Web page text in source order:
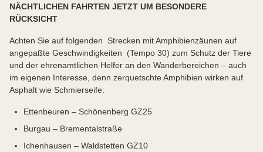
NÄCHTLICHEN FAHRTEN JETZT UM BESONDERE
RÜCKSICHT
Achten Sie auf folgenden Strecken mit Amphibienzäunen auf
angepaßte Geschwindigkeiten (Tempo 30) zum Schutz der Tiere
und der ehrenamtlichen Helfer an den Wanderbereichen – auch
im eigenen Interesse, denn zerquetschte Amphibien wirken auf
Asphalt wie Schmierseife:
Ettenbeuren – Schönenberg GZ25
Burgau – Brementalstraße
Ichenhausen – Waldstetten GZ10